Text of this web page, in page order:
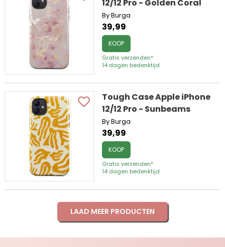
12/12 Pro - Golden Coral
By Burga
39,99
KOOP
Gratis verzenden*
14 dagen bedenktijd
Tough Case Apple iPhone
12/12 Pro - Sunbeams
By Burga
39,99
KOOP
Gratis verzenden*
14 dagen bedenktijd
LAAD MEER PRODUCTEN